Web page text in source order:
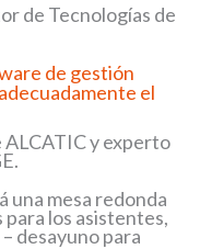
de Tecnologías de
de gestión
el
ALCATIC y experto
una mesa redonda
los asistentes,
desayuno para